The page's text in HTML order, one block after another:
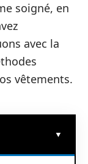
soigné, en
avec la
vêtements.